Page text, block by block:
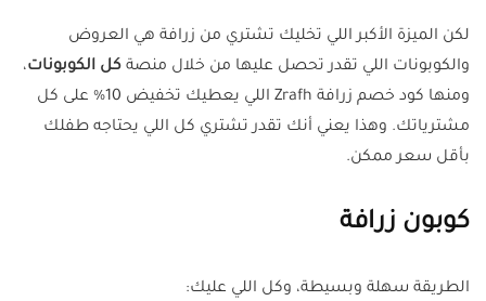
لكن الميزة الأكبر اللي تخليك تشتري من زرافة هي العروض
والكوبونات اللي تقدر تحصل عليها من خلال منصة كل الكوبونات،
ومنها كود خصم زرافة Zrafh اللي يعطيك تخفيض 10% على كل
مشترياتك. وهذا يعني أنك تقدر تشتري كل اللي يحتاجه طفلك
بأقل سعر ممكن.
كوبون زرافة
الطريقة سهلة وبسيطة، وكل اللي عليك: